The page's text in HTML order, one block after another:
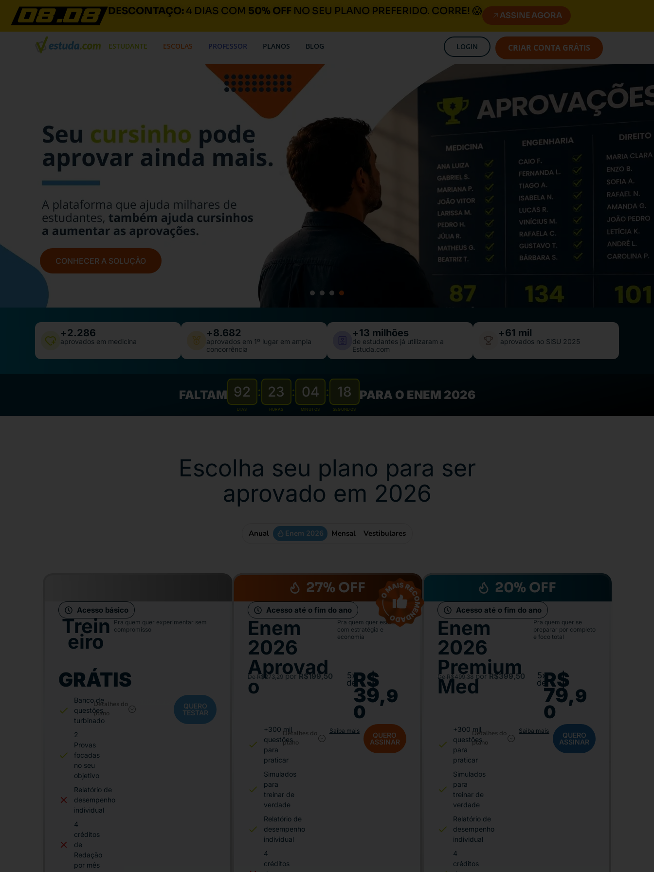
DESCONTAÇO: 4 DIAS COM 50% OFF NO SEU PLANO PREFERIDO. CORRE! 😱 ASSINE AGORA
ESTUDANTE ESCOLAS PROFESSOR PLANOS BLOG LOGIN CRIAR CONTA GRÁTIS
CONHECER A SOLUÇÃO
aprovados em medicina
+2.286
aprovados em 1º lugar em ampla
concorrência
+8.682
de estudantes já utilizaram a
Estuda.com
+13 milhões
aprovados no SiSU 2025
+61 mil
FALTAM 92
DIAS
: 23
HORAS
: 04
MINUTOS
: 17
SEGUNDOS
PARA O ENEM 2026
Escolha seu plano para ser
aprovado em 2026
Anual Enem 2026 Mensal Vestibulares
Acesso básico
Trein
eiro
Pra quem quer experimentar sem
compromisso
GRÁTIS
Banco de
questões
turbinado
2
Provas
focadas
no seu
objetivo
Relatório de
desempenho
individual
4
créditos
de
Redação
por mês
Detalhes do
plano
QUERO
TESTAR
27% OFF
Acesso até o fim do ano
Enem
2026
Aprovad
o
Pra quem quer estudar
com estratégia e
economia
De R$273,29porR$199,50 5x
deR$
39,9
0
+300 mil
questões
para
praticar
Simulados
para
treinar de
verdade
Relatório de
desempenho
individual
4
créditos
Detalhes do
plano
Saiba mais
QUERO
ASSINAR
20% OFF
Acesso até o fim do ano
Enem
2026
Premium
Med
Pra quem quer se
preparar por completo
e foco total
De R$499,38porR$399,50 5x
deR$
79,9
0
+300 mil
questões
para
praticar
Simulados
para
treinar de
verdade
Relatório de
desempenho
individual
4
créditos
Detalhes do
plano
Saiba mais
QUERO
ASSINAR